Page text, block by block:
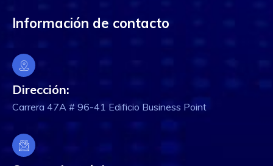
Información de contacto
Dirección:
Carrera 47A # 96-41 Edificio Business Point